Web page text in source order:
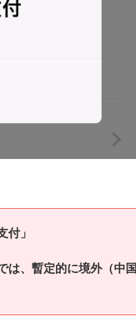
付」
は、暫定的に境外（中国